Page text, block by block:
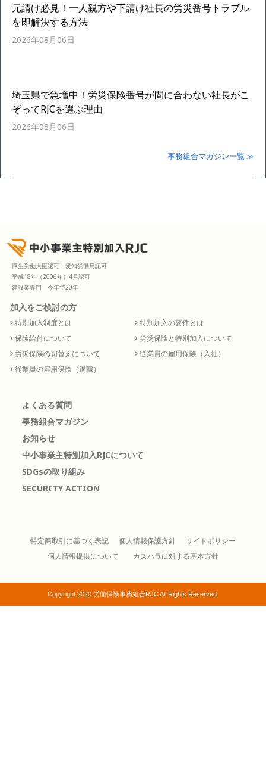
元請け必見！一人親方や下請け社長の労災番号トラブル
を即解決する方法
2026年08月06日
埼玉県で急増中！労災保険番号が間に合わない社長がこ
ぞってRJCを選ぶ理由
2026年08月06日
事務組合マガジン一覧 ≫
厚生労働大臣認可 愛知労働局認可
平成18年（2006年）4月認可
建設業専門 今年で20年
加入をご検討の方
特別加入制度とは
特別加入の要件とは
保険給付について
労災保険と特別加入について
労災保険の切替えについて
従業員の雇用保険（入社）
従業員の雇用保険（退職）
よくある質問
事務組合マガジン
お知らせ
中小事業主特別加入RJCについて
SDGsの取り組み
SECURITY ACTION
特定商取引に基づく表記 個人情報保護方針
サイトポリシー
個人情報提供について
カスハラに対する基本方針
Copyright 2020 労働保険事務組合RJC All Rights Reserved.